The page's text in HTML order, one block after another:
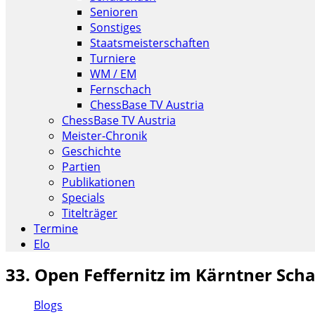
Senioren
Sonstiges
Staatsmeisterschaften
Turniere
WM / EM
Fernschach
ChessBase TV Austria
ChessBase TV Austria
Meister-Chronik
Geschichte
Partien
Publikationen
Specials
Titelträger
Termine
Elo
33. Open Feffernitz im Kärntner
Blogs